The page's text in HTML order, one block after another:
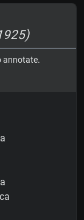
annotate.